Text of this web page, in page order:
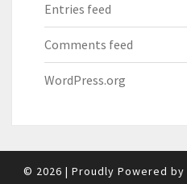
Entries feed
Comments feed
WordPress.org
© 2026 | Proudly Powered by